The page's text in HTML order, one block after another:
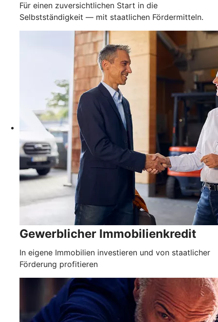
Für einen zuversichtlichen Start in die
Selbstständigkeit — mit staatlichen Fördermitteln.
Gewerblicher Immobilienkredit
In eigene Immobilien investieren und von staatlicher
Förderung profitieren